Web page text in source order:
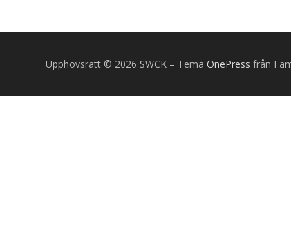
Upphovsrätt © 2026 SWCK – Tema OnePress från